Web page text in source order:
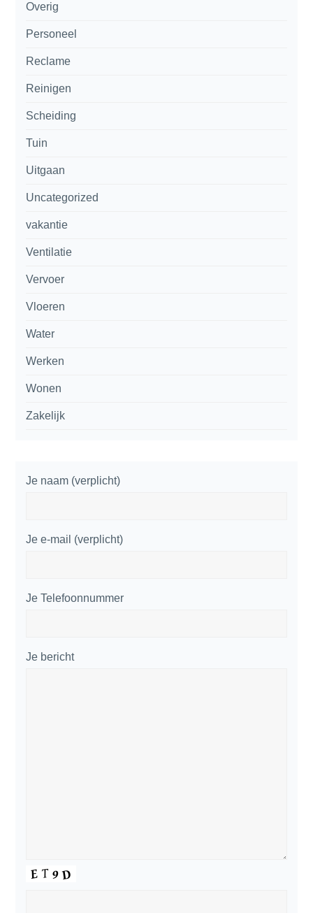
Overig
Personeel
Reclame
Reinigen
Scheiding
Tuin
Uitgaan
Uncategorized
vakantie
Ventilatie
Vervoer
Vloeren
Water
Werken
Wonen
Zakelijk
Je naam (verplicht)
Je e-mail (verplicht)
Je Telefoonnummer
Je bericht